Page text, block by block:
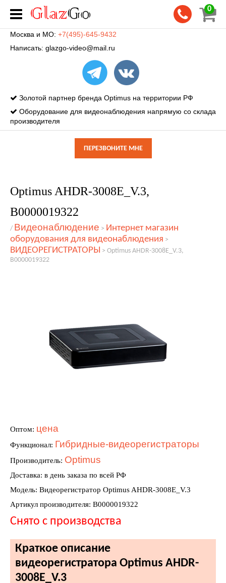
0
Москва и МО: +7(495)-645-9432
Написать: glazgo-video@mail.ru
Золотой партнер бренда Optimus на территории РФ
Оборудование для видеонаблюдения напрямую со склада
производителя
ПЕРЕЗВОНИТЕ МНЕ
Optimus AHDR-3008E_V.3,
В0000019322
/ Видеонаблюдение > Интернет магазин
оборудования для видеонаблюдения >
ВИДЕОРЕГИСТРАТОРЫ > Optimus AHDR-3008E_V.3,
В0000019322
Оптом: цена
Функционал: Гибридные-видеорегистраторы
Производитель: Optimus
Доставка: в день заказа по всей РФ
Модель: Видеорегистратор Optimus AHDR-3008E_V.3
Артикул производителя: В0000019322
Снято с производства
Краткое описание
видеорегистратора Optimus AHDR-
3008E_V.3